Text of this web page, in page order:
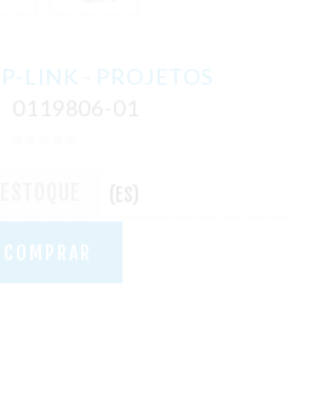
LINK - PROJETOS
COMPRAR